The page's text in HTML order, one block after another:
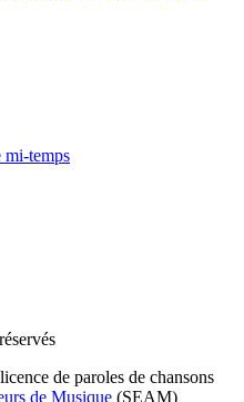
mi-temps
de paroles de chansons
de Musique (SEAM)